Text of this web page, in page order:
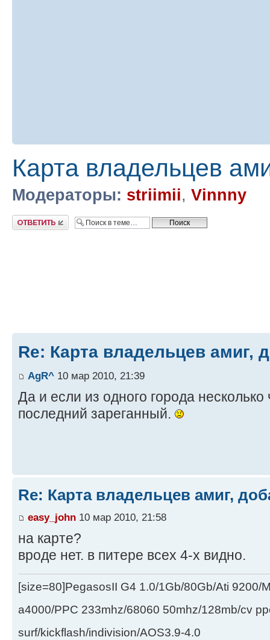
Карта владельцев
Модераторы: striimii, Vinnny
Ответить
Re: Карта владельцев амиг,
AgR^ 10 мар 2010, 21:39
Да и если из одного города несколько
последний зареганный.
Re: Карта владельцев амиг,
easy_john 10 мар 2010, 21:58
на карте?
вроде нет. в питере всех 4-х видно.
[size=80]PegasosII G4 1.0/1Gb/80Gb/Ati 9200/
a4000/PPC 233mhz/68060 50mhz/128mb/cv
surf/kickflash/indivision/AOS3.9-4.0